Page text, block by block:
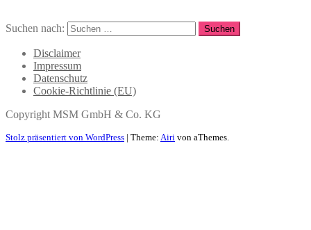
Suchen nach:
Disclaimer
Impressum
Datenschutz
Cookie-Richtlinie (EU)
Copyright MSM GmbH & Co. KG
Stolz präsentiert von WordPress | Theme: Airi von aThemes.